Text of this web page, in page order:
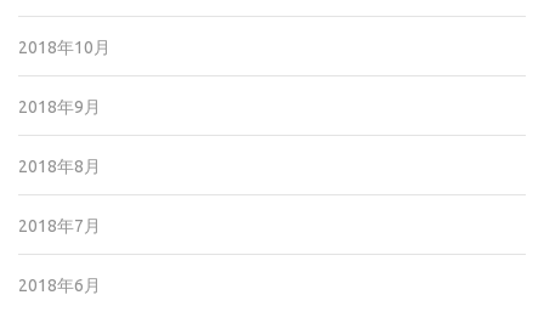
2018年10月
2018年9月
2018年8月
2018年7月
2018年6月